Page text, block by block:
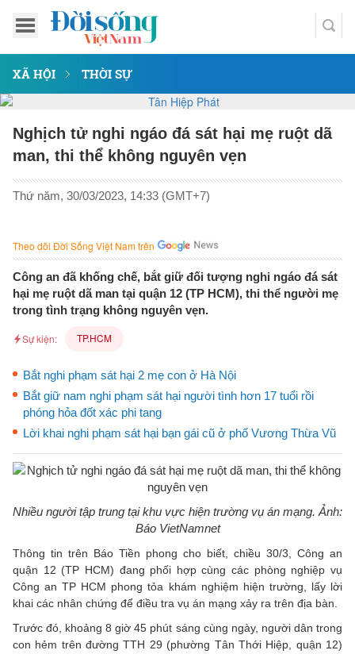
XÃ HỘI THỜI SỰ
Nghịch tử nghi ngáo đá sát hại mẹ ruột dã
man, thi thể không nguyên vẹn
Thứ năm, 30/03/2023, 14:33 (GMT+7)
Theo dõi Đời Sống Việt Nam trên
Công an đã khống chế, bắt giữ đối tượng nghi ngáo đá sát
hại mẹ ruột dã man tại quận 12 (TP HCM), thi thể người mẹ
trong tình trạng không nguyên vẹn.
Sự kiện: TP.HCM
Bắt nghi phạm sát hại 2 mẹ con ở Hà Nội
Bắt giữ nam nghi phạm sát hại người tình hơn 17 tuổi rồi
phóng hỏa đốt xác phi tang
Lời khai nghi phạm sát hại bạn gái cũ ở phố Vương Thừa Vũ
Nhiều người tập trung tại khu vực hiện trường vụ án mạng. Ảnh:
Báo VietNamnet
Thông tin trên Báo Tiền phong cho biết, chiều 30/3, Công an
quận 12 (TP HCM) đang phối hợp cùng các phòng nghiệp vụ
Công an TP HCM phong tỏa khám nghiệm hiện trường, lấy lời
khai các nhân chứng để điều tra vụ án mạng xảy ra trên địa bàn.
Trước đó, khoảng 8 giờ 45 phút sáng cùng ngày, người dân trong
con hẻm trên đường TTH 29 (phường Tân Thới Hiệp, quận 12)